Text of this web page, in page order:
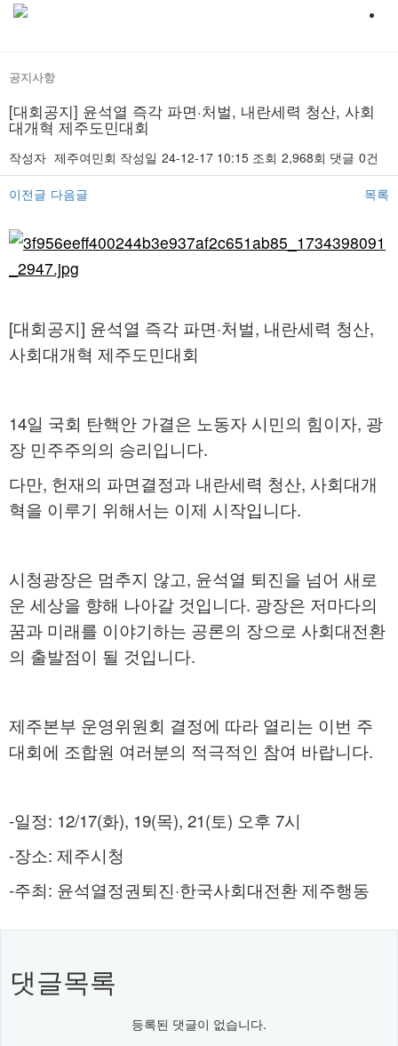
공지사항
[대회공지] 윤석열 즉각 파면·처벌, 내란세력 청산, 사회
대개혁 제주도민대회
작성자 제주여민회 작성일 24-12-17 10:15 조회 2,968회 댓글 0건
이전글 다음글 목록
본문
[대회공지] 윤석열 즉각 파면·처벌, 내란세력 청산,
사회대개혁 제주도민대회
14일 국회 탄핵안 가결은 노동자 시민의 힘이자, 광
장 민주주의의 승리입니다.
다만, 헌재의 파면결정과 내란세력 청산, 사회대개
혁을 이루기 위해서는 이제 시작입니다.
시청광장은 멈추지 않고, 윤석열 퇴진을 넘어 새로
운 세상을 향해 나아갈 것입니다. 광장은 저마다의
꿈과 미래를 이야기하는 공론의 장으로 사회대전환
의 출발점이 될 것입니다.
제주본부 운영위원회 결정에 따라 열리는 이번 주
대회에 조합원 여러분의 적극적인 참여 바랍니다.
-일정: 12/17(화), 19(목), 21(토) 오후 7시
-장소: 제주시청
-주최: 윤석열정권퇴진·한국사회대전환 제주행동
댓글목록
등록된 댓글이 없습니다.